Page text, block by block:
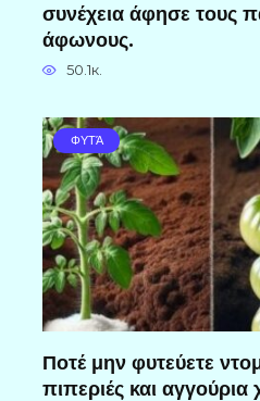
συνέχεια άφησε τους
άφωνους.
50.1к.
ΦΥΤΆ
Ποτέ μην φυτεύετε
πιπεριές και αγγούρια